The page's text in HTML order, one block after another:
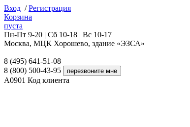
Вход / Регистрация
Корзина
пуста
Пн-Пт 9-20 | Сб 10-18 | Вс 10-17
Москва, МЦК Хорошево, здание «ЭЗСА»
8 (495) 641-51-08
8 (800) 500-43-95
A0901 Код клиента